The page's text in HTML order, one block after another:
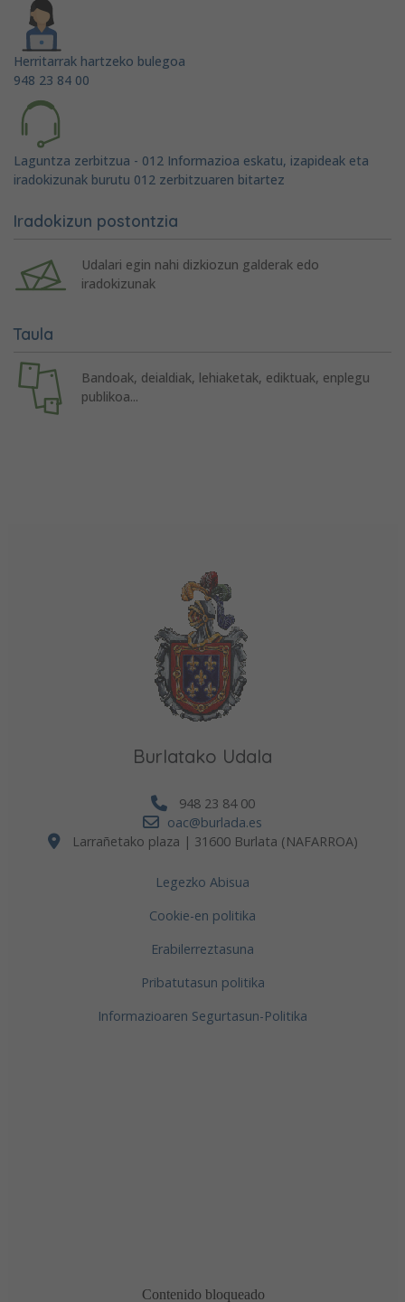
Herritarrak hartzeko bulegoa
948 23 84 00
Laguntza zerbitzua - 012 Informazioa eskatu, izapideak eta
iradokizunak burutu 012 zerbitzuaren bitartez
Iradokizun postontzia
Udalari egin nahi dizkiozun galderak edo
iradokizunak
Taula
Bandoak, deialdiak, lehiaketak, ediktuak, enplegu
publikoa...
Burlatako Udala
948 23 84 00
oac@burlada.es
Larrañetako plaza | 31600 Burlata (NAFARROA)
Legezko Abisua
Cookie-en politika
Erabilerreztasuna
Pribatutasun politika
Informazioaren Segurtasun-Politika